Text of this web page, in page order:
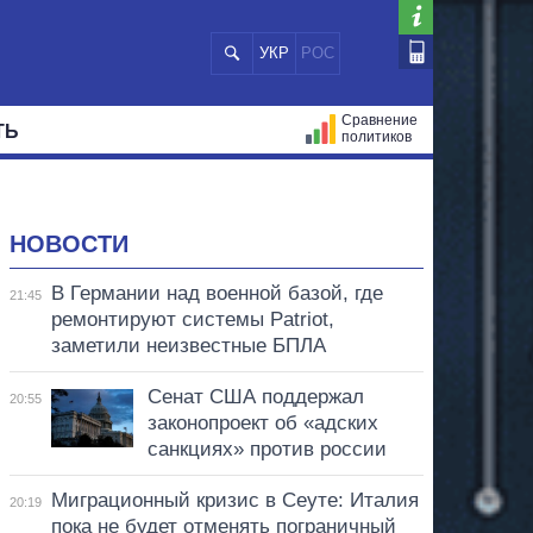
УКР РОС
Сравнение
политиков
НОВОСТИ
21:45
В Германии над военной базой, где
ремонтируют системы Patriot,
заметили неизвестные БПЛА
20:55
Сенат США поддержал
законопроект об «адских
санкциях» против россии
20:19
Миграционный кризис в Сеуте: Италия
пока не будет отменять пограничный